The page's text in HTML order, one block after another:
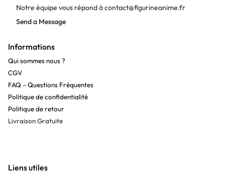
Notre équipe vous répond àcontact@figurineanime.fr
Send a Message
Informations
Qui sommes nous ?
CGV
FAQ – Questions Fréquentes
Politique de confidentialité
Politique de retour
Livraison Gratuite
Liens utiles